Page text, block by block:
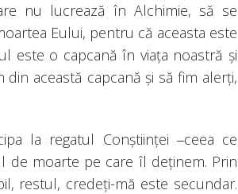
nu lucrează în Alchimie, să se
Eului, pentru că aceasta este
este o capcană în viața noastră și
această capcană și să fim alerți,
la regatul Conștiinței ‒ceea ce
de moarte pe care îl deținem. Prin
restul, credeți-mă este secundar.